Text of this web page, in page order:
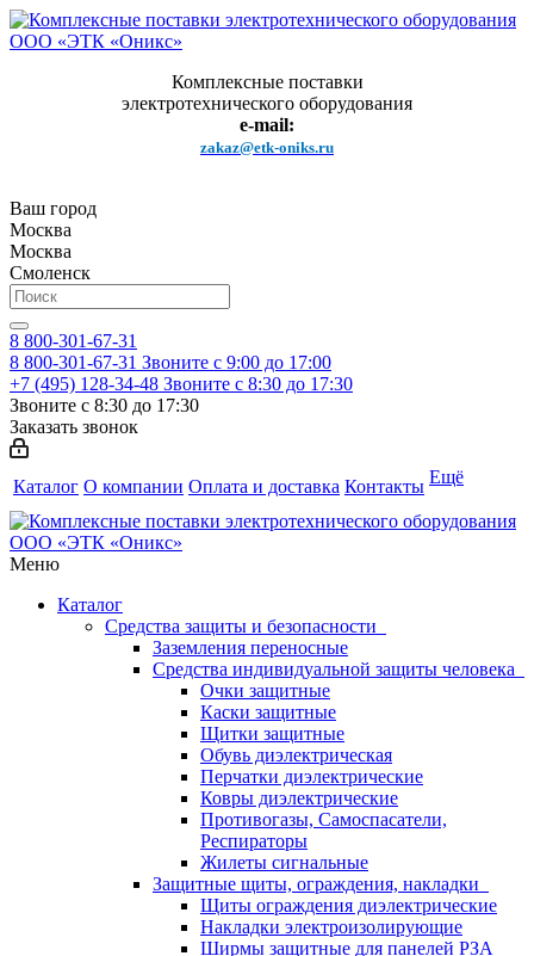
Комплексные поставки
электротехнического оборудования
e-mail:
zakaz@etk-oniks.ru
Ваш город
Москва
Москва
Смоленск
8 800-301-67-31
8 800-301-67-31 Звоните с 9:00 до 17:00
+7 (495) 128-34-48 Звоните с 8:30 до 17:30
Звоните с 8:30 до 17:30
Заказать звонок
Каталог О компании Оплата и доставка Контакты Ещё
Меню
Каталог
Средства защиты и безопасности
Заземления переносные
Средства индивидуальной защиты человека
Очки защитные
Каски защитные
Щитки защитные
Обувь диэлектрическая
Перчатки диэлектрические
Ковры диэлектрические
Противогазы, Самоспасатели,
Респираторы
Жилеты сигнальные
Защитные щиты, ограждения, накладки
Щиты ограждения диэлектрические
Накладки электроизолирующие
Ширмы защитные для панелей РЗА